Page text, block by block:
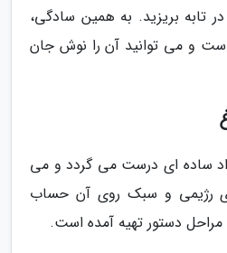
تابه بریزید. به همین سادگی،
و می توانید آن را نوش جان
ساده ای درست می گردد و می
رژیمی و سبک روی آن حساب
مراحل دستور تهیه آمده است.